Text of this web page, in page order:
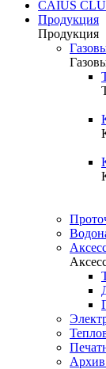
CAIUS
Продукция
Продукция